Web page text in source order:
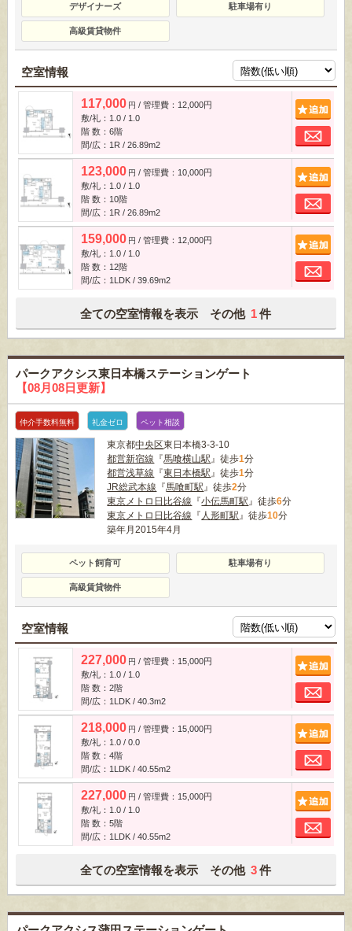
デザイナーズ 駐車場有り
高級賃貸物件
空室情報
117,000 円 / 管理費：12,000円
敷/礼：1.0 / 1.0
階 数：6階
間/広：1R / 26.89m2
123,000 円 / 管理費：10,000円
敷/礼：1.0 / 1.0
階 数：10階
間/広：1R / 26.89m2
159,000 円 / 管理費：12,000円
敷/礼：1.0 / 1.0
階 数：12階
間/広：1LDK / 39.69m2
全ての空室情報を表示 その他 1 件
パークアクシス東日本橋ステーションゲート
【08月08日更新】
仲介手数料無料 礼金ゼロ ペット相談
東京都中央区東日本橋3-3-10
都営新宿線 『馬喰横山駅』徒歩1分
都営浅草線 『東日本橋駅』徒歩1分
JR総武本線 『馬喰町駅』徒歩2分
東京メトロ日比谷線 『小伝馬町駅』徒歩6分
東京メトロ日比谷線 『 人形町駅』徒歩10分
築年月2015年4月
ペット飼育可 駐車場有り
高級賃貸物件
空室情報
227,000 円 / 管理費：15,000円
敷/礼：1.0 / 1.0
階 数：2階
間/広：1LDK / 40.3m2
218,000 円 / 管理費：15,000円
敷/礼：1.0 / 0.0
階 数：4階
間/広：1LDK / 40.55m2
227,000 円 / 管理費：15,000円
敷/礼：1.0 / 1.0
階 数：5階
間/広：1LDK / 40.55m2
全ての空室情報を表示 その他 3 件